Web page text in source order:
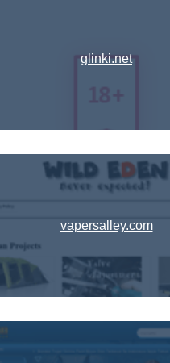
glinki.net
vapersalley.com